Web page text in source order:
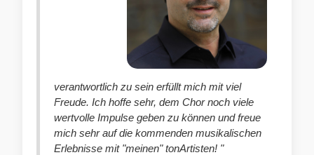
verantwortlich zu sein erfüllt mich mit viel
Freude. Ich hoffe sehr, dem Chor noch viele
wertvolle Impulse geben zu können und freue
mich sehr auf die kommenden musikalischen
Erlebnisse mit "meinen" tonArtisten! "